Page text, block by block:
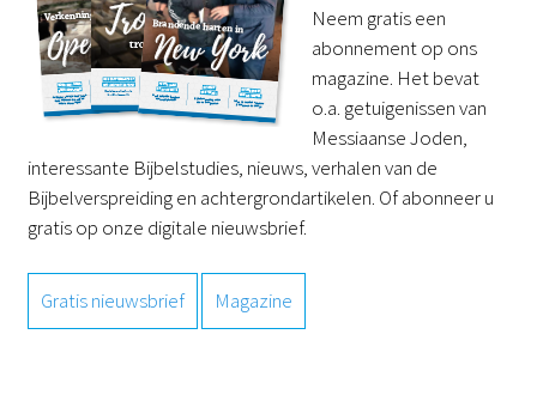
Neem gratis een
abonnement op ons
magazine. Het bevat
o.a. getuigenissen van
Messiaanse Joden,
interessante Bijbelstudies, nieuws, verhalen van de
Bijbelverspreiding en achtergrondartikelen. Of abonneer u
gratis op onze digitale nieuwsbrief.
Gratis nieuwsbrief Magazine